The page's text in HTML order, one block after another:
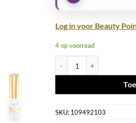
Log in voor Beauty
4 op voorraad
SKU: 109492103